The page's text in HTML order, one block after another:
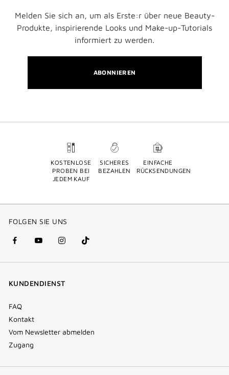
Melden Sie sich an, um als Erste:r über neue Beauty-
Produkte, inspirierende Looks und Make-up-Tutorials
informiert zu werden.
ABONNIEREN
KOSTENLOSE
PROBEN BEI
JEDEM KAUF
SICHERES
BEZAHLEN
EINFACHE
RÜCKSENDUNGEN
FOLGEN SIE UNS
facebook
(new
youtube
(new
instagram
(new
Tik
Tok
KUNDENDIENST
FAQ
Kontakt
Vom Newsletter abmelden
Zugang